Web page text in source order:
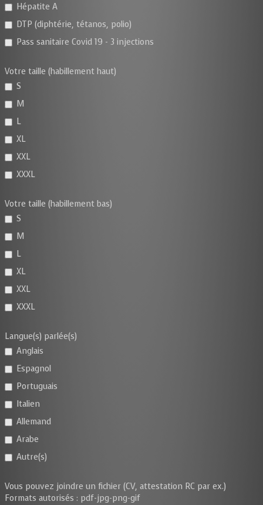
Hépatite A
DTP (diphtérie, tétanos, polio)
Pass sanitaire Covid 19 - 3 injections
Votre taille (habillement haut)
S
M
L
XL
XXL
XXXL
Votre taille (habillement bas)
S
M
L
XL
XXL
XXXL
Langue(s) parlée(s)
Anglais
Espagnol
Portuguais
Italien
Allemand
Arabe
Autre(s)
Vous pouvez joindre un fichier (CV, attestation RC par ex.)
Formats autorisés : pdf-jpg-png-gif